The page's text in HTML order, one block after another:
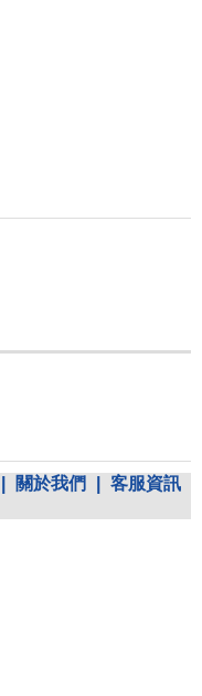
關於我們
客服資訊